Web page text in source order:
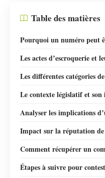
Table des matières
Pourquoi un numéro peut
Les actes d’escroquerie et
Les différentes catégories
Le contexte législatif et
Analyser les implications
Impact sur la réputation
Comment récupérer un
Étapes à suivre pour